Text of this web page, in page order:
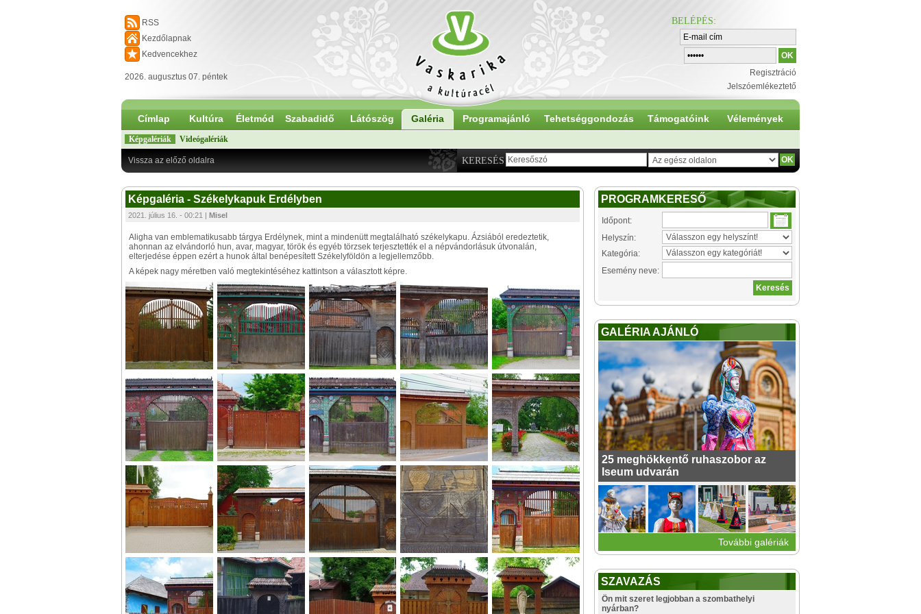
RSS
Kezdőlapnak
Kedvencekhez
2026. augusztus 07. péntek
BELÉPÉS:
Regisztráció
Jelszóemlékeztető
Címlap Kultúra Életmód Szabadidő Látószög Galéria Programajánló Tehetséggondozás Támogatóink Vélemények
Képgalériák Videógalériák
KERESÉS
Vissza az előző oldalra
Képgaléria - Székelykapuk Erdélyben
2021. július 16. - 00:21 | Misel
Aligha van emblematikusabb tárgya Erdélynek, mint a mindenütt megtalálható székelykapu. Ázsiából eredeztetik,
ahonnan az elvándorló hun, avar, magyar, török és egyéb törzsek terjesztették el a népvándorlásuk útvonalán,
elterjedése éppen ezért a hunok által benépesített Székelyföldön a legjellemzőbb.
A képek nagy méretben való megtekintéséhez kattintson a választott képre.
PROGRAMKERESŐ
Időpont:
Helyszín:
Kategória:
Esemény neve:
GALÉRIA AJÁNLÓ
25 meghökkentő ruhaszobor az
Iseum udvarán
További galériák
SZAVAZÁS
Ön mit szeret legjobban a szombathelyi
nyárban?